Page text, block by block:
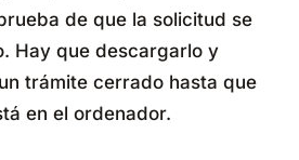
de que la solicitud se
Hay que descargarlo y
trámite cerrado hasta que
en el ordenador.